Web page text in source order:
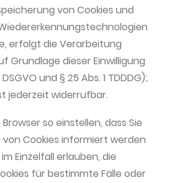
von Cookies und
erfolgt die Verarbeitung
Grundlage dieser Einwilligung
und § 25 Abs. 1 TDDDG);
jederzeit widerrufbar.
so einstellen, dass Sie
Cookies informiert werden
Einzelfall erlauben, die
für bestimmte Fälle oder